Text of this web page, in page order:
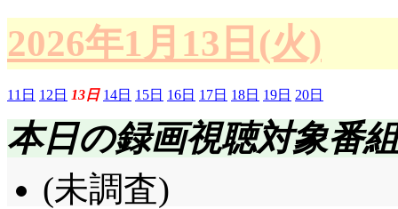
2026年1月13日(火)
11日 12日 13日 14日 15日 16日 17日 18日 19日 20日
本日の録画視聴対象番組
(未調査)